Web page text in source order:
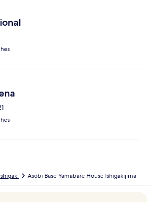
Asobi Base Yamabare House Ishigakijima